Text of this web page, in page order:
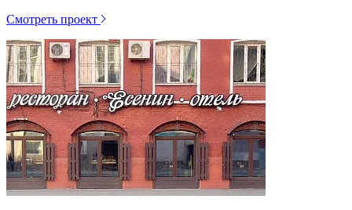
Смотреть проект